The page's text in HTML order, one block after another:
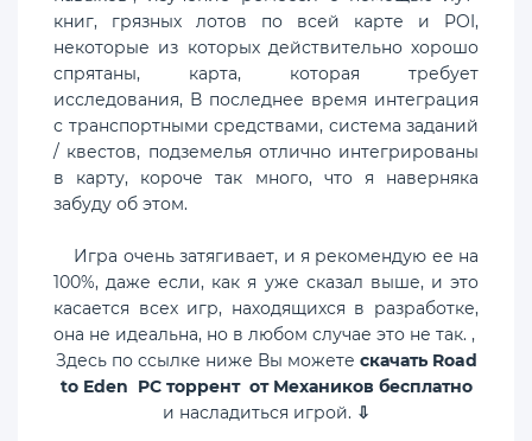
книг, грязных лотов по всей карте и POI,
некоторые из которых действительно хорошо
спрятаны, карта, которая требует
исследования, В последнее время интеграция
с транспортными средствами, система заданий
/ квестов, подземелья отлично интегрированы
в карту, короче так много, что я наверняка
забуду об этом.
Игра очень затягивает, и я рекомендую ее на
100%, даже если, как я уже сказал выше, и это
касается всех игр, находящихся в разработке,
она не идеальна, но в любом случае это не так. ,
Здесь по ссылке ниже Вы можете скачать Road
to Eden PC торрент от Механиков бесплатно
и насладиться игрой. ⇩